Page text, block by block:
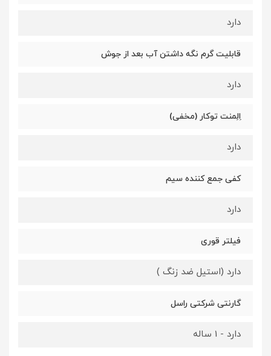
دارد
قابلیت گرم نگه داشتن آب بعد از جوش
دارد
اِلِمنت توکار (مخفی)
دارد
کفی جمع کننده سیم
دارد
فیلتر قوری
دارد (استیل ضد زنگ )
گارنتی شرکتی راسل
دارد - 1 ساله